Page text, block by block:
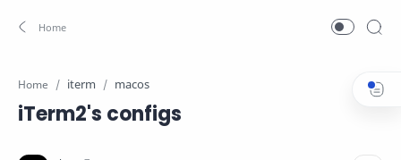
Home iterm macos
iTerm2's configs